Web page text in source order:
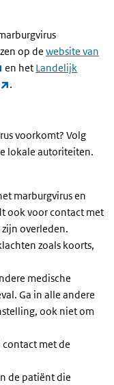
op de website van
(externe link)
en het Landelijk
(externe link)
.
voorkomt? Volg
lokale autoriteiten.
marburgvirus en
ook voor contact met
overleden.
zoals koorts,
medische
Ga in alle andere
ook niet om
met de
de patiënt die